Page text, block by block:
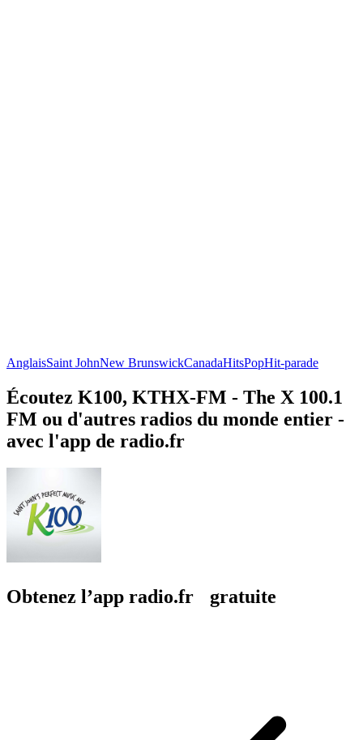
AnglaisSaint JohnNew BrunswickCanadaHitsPopHit-parade
Écoutez K100, KTHX-FM - The X 100.1
FM ou d'autres radios du monde entier -
avec l'app de radio.fr
Obtenez l’app radio.fr gratuite